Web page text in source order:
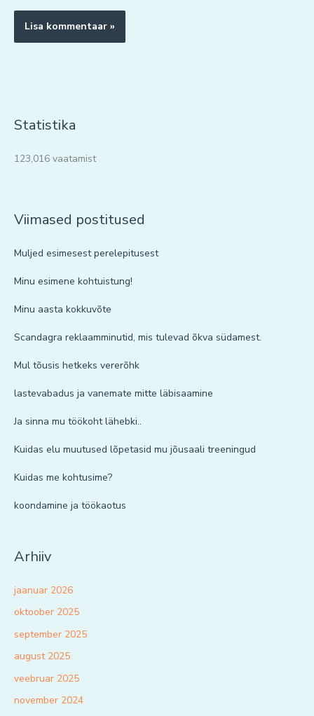
Statistika
123,016 vaatamist
Viimased postitused
Muljed esimesest perelepitusest
Minu esimene kohtuistung!
Minu aasta kokkuvõte
Scandagra reklaamminutid, mis tulevad õkva südamest.
Mul tõusis hetkeks vererõhk
lastevabadus ja vanemate mitte läbisaamine
Ja sinna mu töökoht lähebki..
Kuidas elu muutused lõpetasid mu jõusaali treeningud
Kuidas me kohtusime?
koondamine ja töökaotus
Arhiiv
jaanuar 2026
oktoober 2025
september 2025
august 2025
veebruar 2025
november 2024